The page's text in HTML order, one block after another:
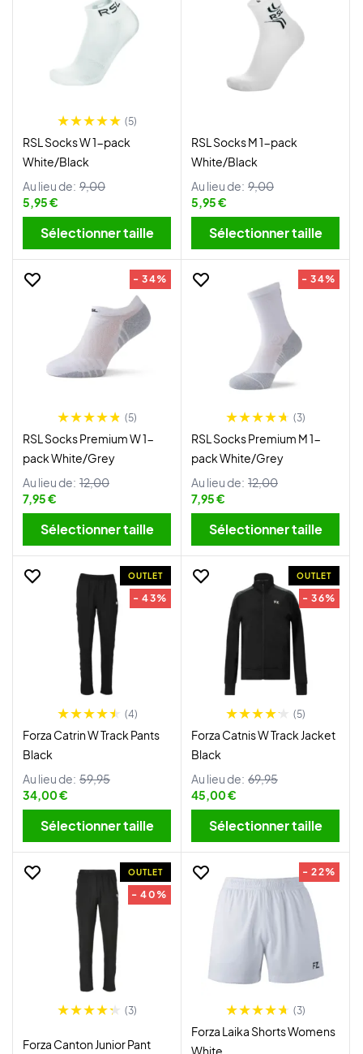
(5)
RSL Socks W 1-pack
White/Black
Au lieu de: 9,00
5,95 €
Sélectionner taille
RSL Socks M 1-pack
White/Black
Au lieu de: 9,00
5,95 €
Sélectionner taille
- 34%
(5)
RSL Socks Premium W 1-
pack White/Grey
Au lieu de: 12,00
7,95 €
Sélectionner taille
- 34%
(3)
RSL Socks Premium M 1-
pack White/Grey
Au lieu de: 12,00
7,95 €
Sélectionner taille
OUTLET
- 43%
(4)
Forza Catrin W Track Pants
Black
Au lieu de: 59,95
34,00 €
Sélectionner taille
OUTLET
- 36%
(5)
Forza Catnis W Track Jacket
Black
Au lieu de: 69,95
45,00 €
Sélectionner taille
OUTLET
- 40%
(3)
Forza Canton Junior Pant
- 22%
(3)
Forza Laika Shorts Womens
White